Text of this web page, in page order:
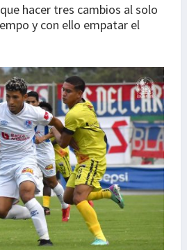
hacer tres cambios al solo
y con ello empatar el